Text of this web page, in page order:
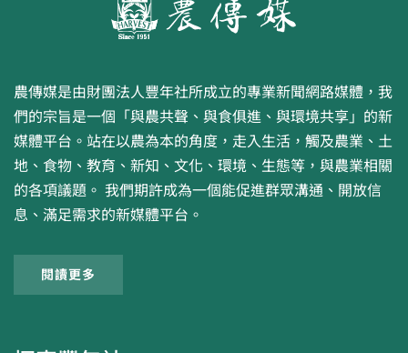
農傳媒是由財團法人豐年社所成立的專業新聞網路媒體，我
們的宗旨是一個「與農共聲、與食俱進、與環境共享」的新
媒體平台。站在以農為本的角度，走入生活，觸及農業、土
地、食物、教育、新知、文化、環境、生態等，與農業相關
的各項議題。 我們期許成為一個能促進群眾溝通、開放信
息、滿足需求的新媒體平台。
閱讀更多